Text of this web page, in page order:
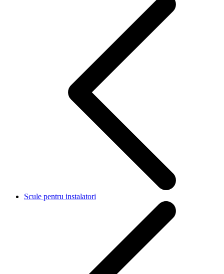
Scule pentru instalatori